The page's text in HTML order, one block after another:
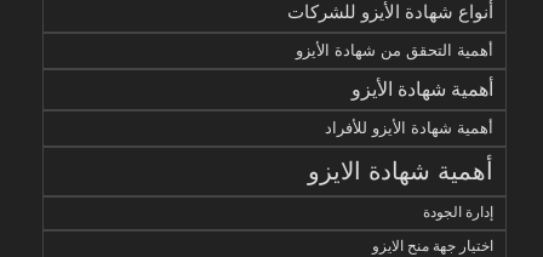
أنواع شهادة الأيزو للشركات
أهمية التحقق من شهادة الأيزو
أهمية شهادة الأيزو
أهمية شهادة الأيزو للأفراد
أهمية شهادة الايزو
إدارة الجودة
اختيار جهة منح الايزو